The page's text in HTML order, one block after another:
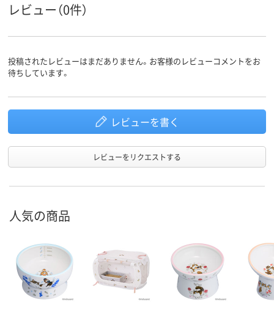
レビュー（0件）
投稿されたレビューはまだありません。お客様のレビューコメントをお
待ちしています。
レビューを書く
レビューをリクエストする
人気の商品